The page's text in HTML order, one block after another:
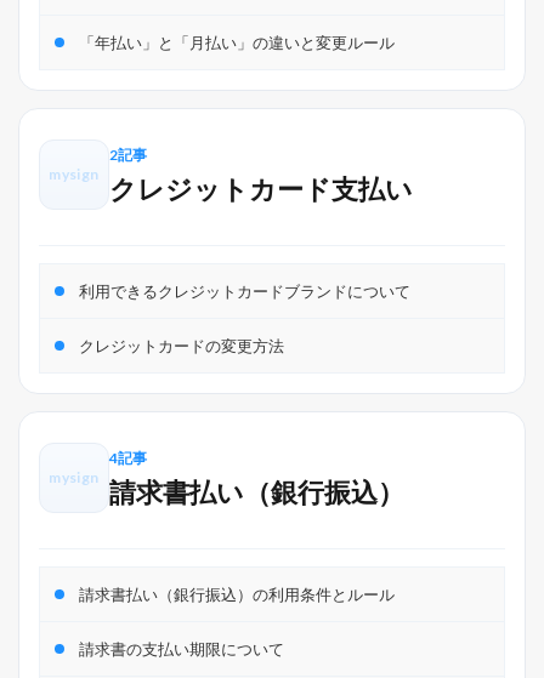
「年払い」と「月払い」の違いと変更ルール
mysign
2記事
クレジットカード支払い
利用できるクレジットカードブランドについて
クレジットカードの変更方法
mysign
4記事
請求書払い（銀行振込）
請求書払い（銀行振込）の利用条件とルール
請求書の支払い期限について